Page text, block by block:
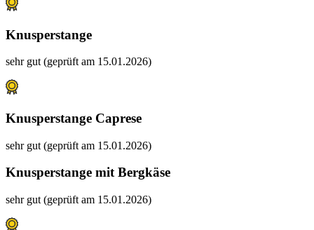
Knusperstange
sehr gut (geprüft am 15.01.2026)
Knusperstange Caprese
sehr gut (geprüft am 15.01.2026)
Knusperstange mit Bergkäse
sehr gut (geprüft am 15.01.2026)